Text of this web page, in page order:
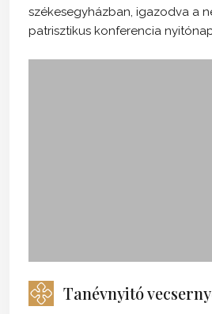
székesegyházban, igazodva a
patrisztikus konferencia
Tanévnyitó